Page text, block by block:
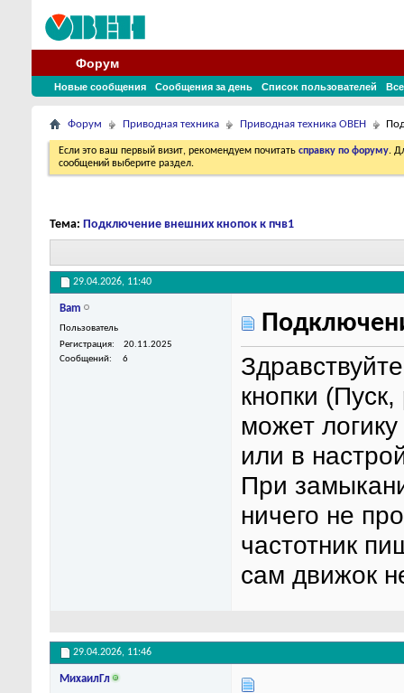
Форум
Новые сообщения Сообщения за день Список пользователей
Форум Приводная техника Приводная техника ОВЕН
Если это ваш первый визит, рекомендуем почитать справку по форуму.
сообщений выберите раздел.
Тема: Подключение внешних кнопок к пчв1
29.04.2026, 11:40
Bam
Пользователь
Регистрация
20.11.2025
Сообщений
6
кнопки
может
или в
При
ничего не
частотник
сам движок
29.04.2026, 11:46
МихаилГл